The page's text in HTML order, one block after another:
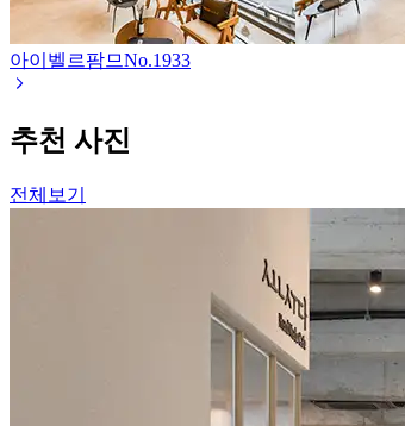
아이벨르팜므No.1933
추천 사진
전체보기